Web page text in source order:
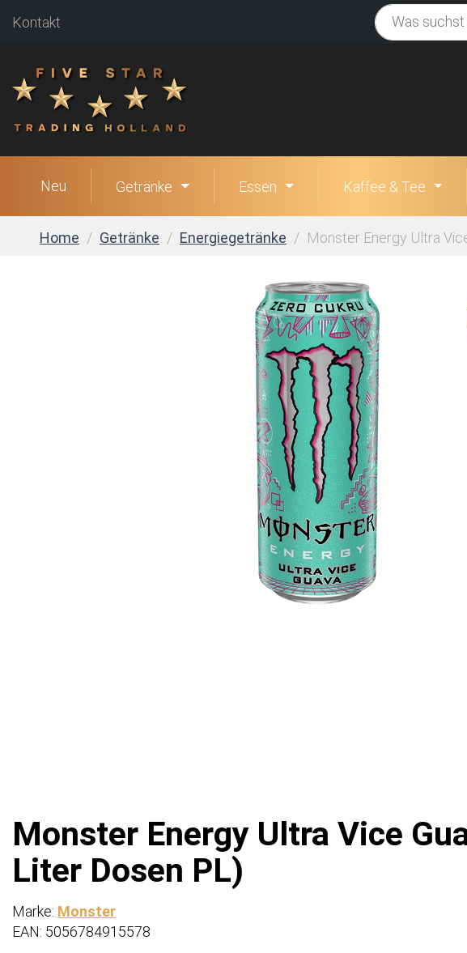
Kontakt
Neu Getränke Essen Kaffee & Tee
Home Getränke Energiegetränke Monster Energy Ultra
Monster Energy Ultra Vice
Liter Dosen PL)
Marke: Monster
EAN: 5056784915578